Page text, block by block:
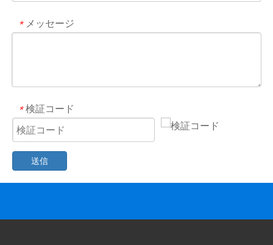
* メッセージ
* 検証コード
送信